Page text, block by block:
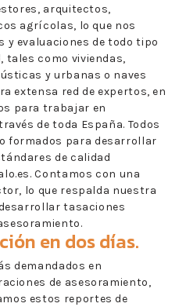
arquitectos,
agrícolas, lo que nos
evaluaciones de todo tipo
tales como viviendas,
y urbanas o naves
extensa red de expertos, en
para trabajar en
de toda España. Todos
formados para desarrollar
de calidad
Contamos con una
lo que respalda nuestra
tasaciones
en dos días.
demandados en
de asesoramiento,
estos reportes de